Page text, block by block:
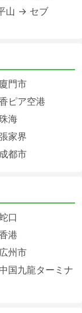
山 → セブ
門市
ピア空港
海
家界
都市
口
港
州市
国九龍ターミナ